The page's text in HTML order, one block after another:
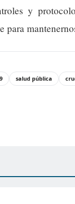
y
para
salud pública